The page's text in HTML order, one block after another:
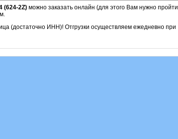
(624-2Z) можно заказать онлайн (для этого Вам нужно пройти
(достаточно ИНН)! Отгрузки осуществляем ежедневно при